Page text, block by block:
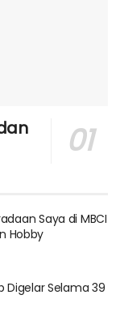
Saya di MBCI
Hobby
Digelar Selama 39